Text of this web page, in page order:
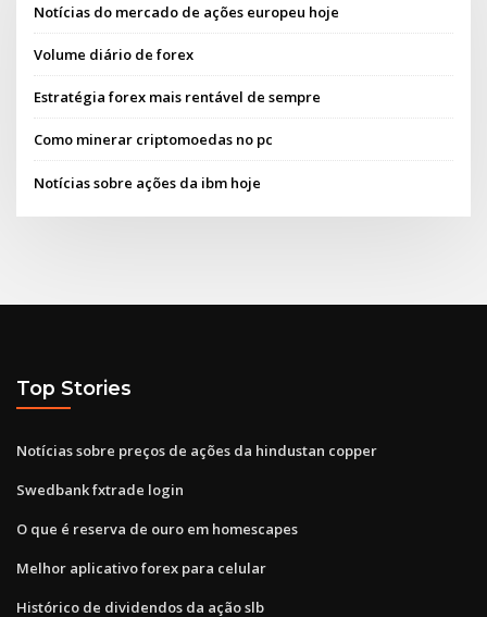
Notícias do mercado de ações europeu hoje
Volume diário de forex
Estratégia forex mais rentável de sempre
Como minerar criptomoedas no pc
Notícias sobre ações da ibm hoje
Top Stories
Notícias sobre preços de ações da hindustan copper
Swedbank fxtrade login
O que é reserva de ouro em homescapes
Melhor aplicativo forex para celular
Histórico de dividendos da ação slb